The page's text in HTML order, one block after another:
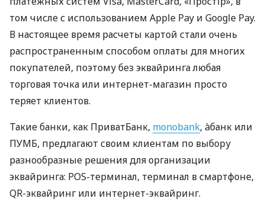
том числе с использованием Apple Pay и Google Pay.
В настоящее время расчеты картой стали очень
распространенным способом оплаты для многих
покупателей, поэтому без эквайринга любая
торговая точка или интернет-магазин просто
теряет клиентов.
Такие банки, как ПриватБанк, monobank, àбанк или
ПУМБ, предлагают своим клиентам по выбору
разнообразные решения для организации
эквайринга: POS-терминал, терминал в смартфоне,
QR-эквайринг или интернет-эквайринг.